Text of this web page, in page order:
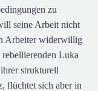
zu
seine Arbeit nicht
Arbeiter widerwillig
Luka
strukturell
flüchtet sich aber in